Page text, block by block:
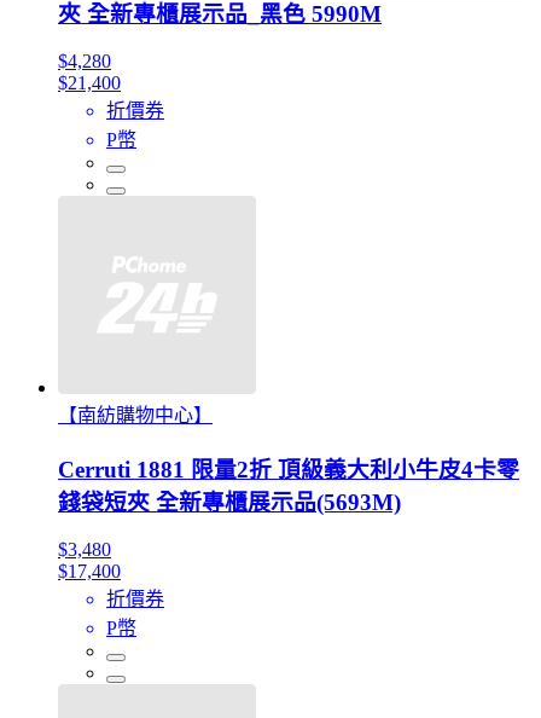
夾 全新專櫃展示品_黑色 5990M
$4,280
$21,400
折價券
P幣
【南紡購物中心】
Cerruti 1881 限量2折 頂級義大利小牛皮4卡零
錢袋短夾 全新專櫃展示品(5693M)
$3,480
$17,400
折價券
P幣